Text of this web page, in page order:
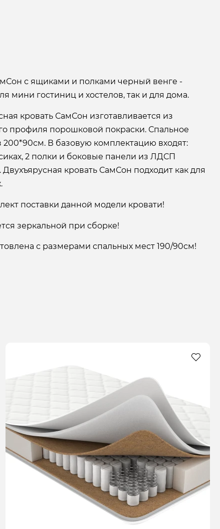
с ящиками и полками черный венге -
мини гостиниц и хостелов, так и для дома.
кровать СамСон изготавливается из
профиля порошковой покраски. Спальное
200*90см. В базовую комплектацию входят:
2 полки и боковые панели из ЛДСП
кровать СамСон подходит как для
поставки данной модели кровати!
зеркальной при сборке!
с размерами спальных мест 190/90см!